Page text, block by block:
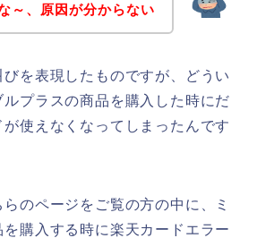
～、原因が分からない
を表現したものですが、どうい
ルプラスの商品を購入した時にだ
使えなくなってしまったんです
のページをご覧の方の中に、ミ
購入する時に楽天カードエラー